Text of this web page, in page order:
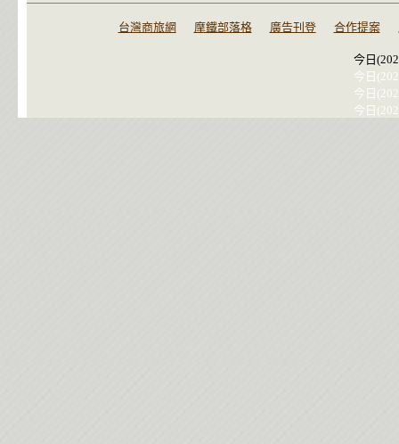
台灣商旅網 摩鐵部落格 廣告刊登 合作提案
今日
今日
今日
今日